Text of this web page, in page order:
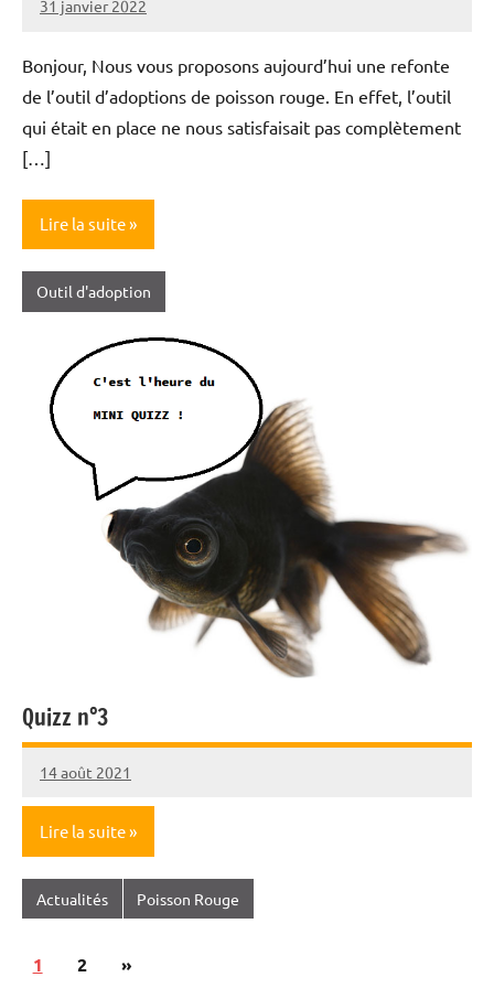
31 janvier 2022
Nicolas
Bonjour, Nous vous proposons aujourd’hui une refonte
de l’outil d’adoptions de poisson rouge. En effet, l’outil
qui était en place ne nous satisfaisait pas complètement
[…]
Lire la suite
Outil d'adoption
Quizz n°3
14 août 2021
Nicolas
Lire la suite
Actualités Poisson Rouge
Pagination
1 2
Articles
»